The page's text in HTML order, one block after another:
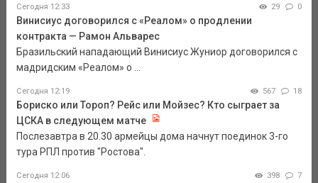
Сегодня 12:33 29 0
Винисиус договорился с «Реалом» о продлении
контракта — Рамон Альварес
Бразильский нападающий Винисиус Жуниор договорился с
мадридским «Реалом» о ...
Сегодня 12:19 567 18
Бориско или Тороп? Рейс или Мойзес? Кто сыграет за
ЦСКА в следующем матче
Послезавтра в 20.30 армейцы дома начнут поединок 3-го
тура РПЛ против "Ростова".
Сегодня 12:06 398 7